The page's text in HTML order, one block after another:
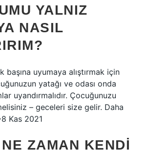
YALNIZ
NASIL
başına uyumaya alıştırmak için
yatağı ve odası onda
uyandırmalıdır. Çocuğunuzu
– geceleri size gelir. Daha
Kas 2021
ZAMAN KENDI